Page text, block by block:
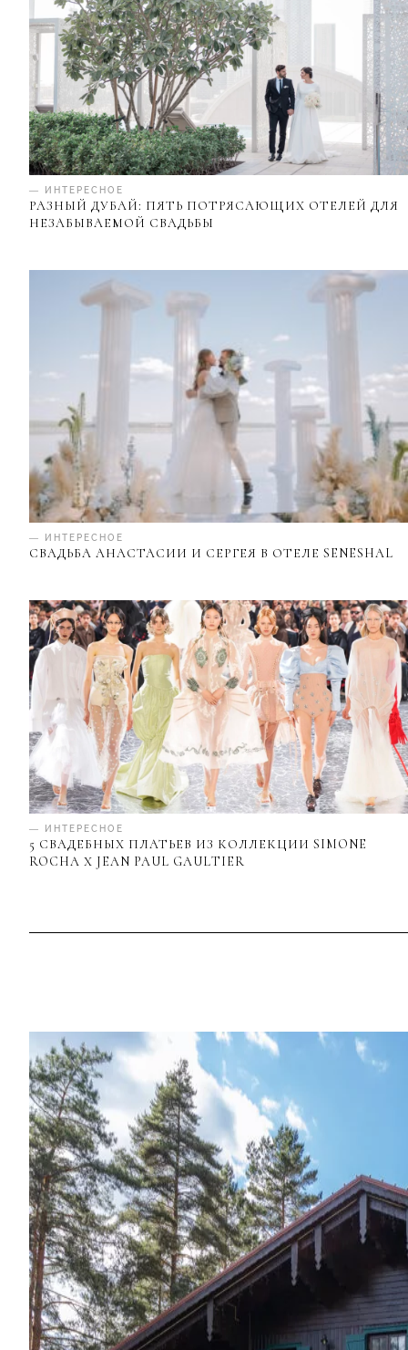
— ИНТЕРЕСНОЕ
РАЗНЫЙ ДУБАЙ: ПЯТЬ ПОТРЯСАЮЩИХ ОТЕЛЕЙ ДЛЯ
НЕЗАБЫВАЕМОЙ СВАДЬБЫ
— ИНТЕРЕСНОЕ
СВАДЬБА АНАСТАСИИ И СЕРГЕЯ В ОТЕЛЕ SENESHAL
— ИНТЕРЕСНОЕ
5 СВАДЕБНЫХ ПЛАТЬЕВ ИЗ КОЛЛЕКЦИИ SIMONE
ROCHA Х JEAN PAUL GAULTIER